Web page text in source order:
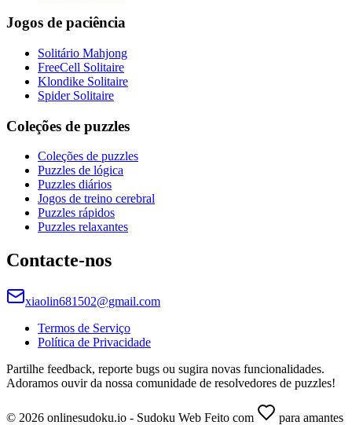
Jogos de paciência
Solitário Mahjong
FreeCell Solitaire
Klondike Solitaire
Spider Solitaire
Coleções de puzzles
Coleções de puzzles
Puzzles de lógica
Puzzles diários
Jogos de treino cerebral
Puzzles rápidos
Puzzles relaxantes
Contacte-nos
xiaolin681502@gmail.com
Termos de Serviço
Política de Privacidade
Partilhe feedback, reporte bugs ou sugira novas funcionalidades.
Adoramos ouvir da nossa comunidade de resolvedores de puzzles!
© 2026 onlinesudoku.io - Sudoku Web Feito com para amantes